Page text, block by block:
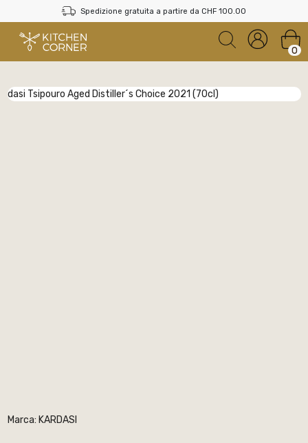
Spedizione gratuita a partire da CHF 100.00
0
Marca: KARDASI